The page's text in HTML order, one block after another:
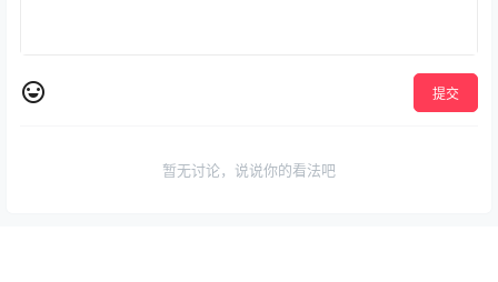
提交
暂无讨论，说说你的看法吧